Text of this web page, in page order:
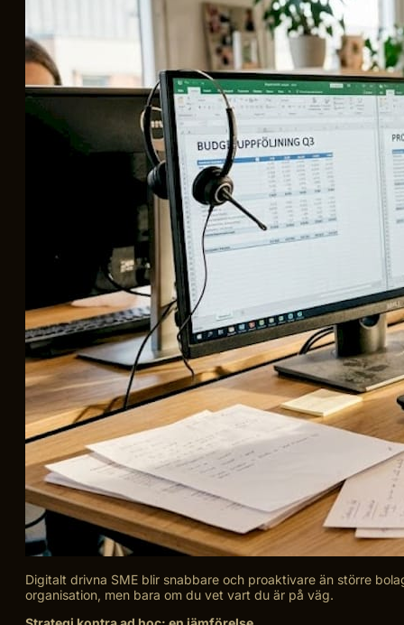
Digitalt drivna SME blir snabbare och proaktivare än större
organisation, men bara om du vet vart du är på väg.